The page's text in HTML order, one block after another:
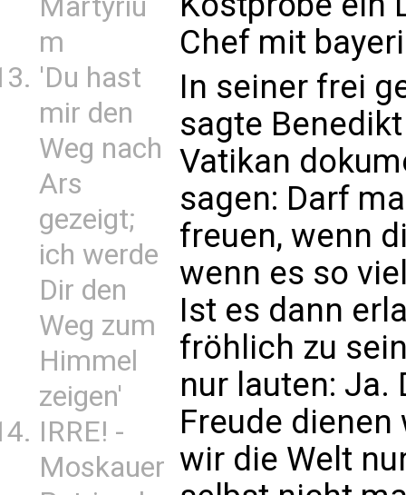
Martyriu
m
'Du hast
mir den
Weg nach
Ars
gezeigt;
ich werde
Dir den
Weg zum
Himmel
zeigen'
IRRE! -
Moskauer
Chef mit
In seiner frei
sagte
Vatikan
sagen: Darf
freuen, wenn
wenn es so
Ist es dann
fröhlich zu
nur lauten: Ja.
Freude
wir die Welt